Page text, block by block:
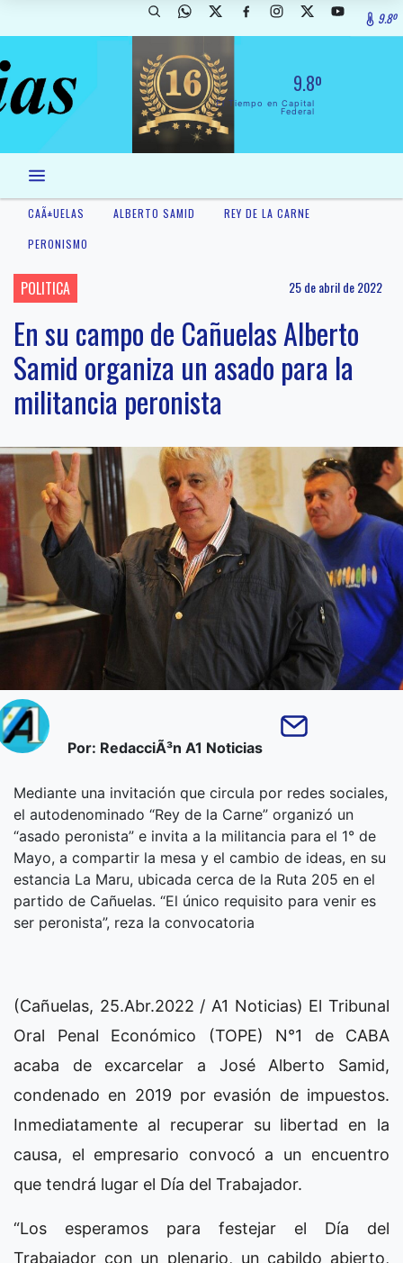
9.8º
9.8º
El Tiempo en Capital
Federal
CAÃ±UELAS ALBERTO SAMID
REY DE LA CARNE
PERONISMO
POLITICA 25 de abril de 2022
En su campo de Cañuelas Alberto
Samid organiza un asado para la
militancia peronista
Por: RedacciÃ³n A1 Noticias
Mediante una invitación que circula por redes sociales,
el autodenominado “Rey de la Carne” organizó un
“asado peronista” e invita a la militancia para el 1° de
Mayo, a compartir la mesa y el cambio de ideas, en su
estancia La Maru, ubicada cerca de la Ruta 205 en el
partido de Cañuelas. “El único requisito para venir es
ser peronista”, reza la convocatoria
(Cañuelas, 25.Abr.2022 / A1 Noticias) El Tribunal
Oral Penal Económico (TOPE) N°1 de CABA
acaba de excarcelar a José Alberto Samid,
condenado en 2019 por evasión de impuestos.
Inmediatamente al recuperar su libertad en la
causa, el empresario convocó a un encuentro
que tendrá lugar el Día del Trabajador.
“Los esperamos para festejar el Día del
Trabajador con un plenario, un cabildo abierto,